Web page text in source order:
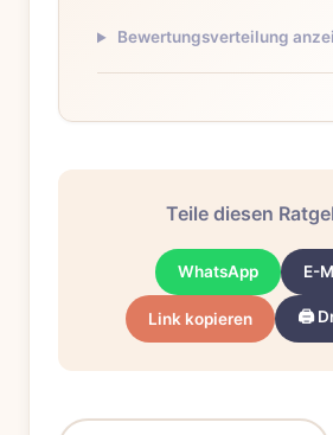
Bewertungsverteilung
Teile diesen
WhatsApp E-
Link kopieren 🖨️